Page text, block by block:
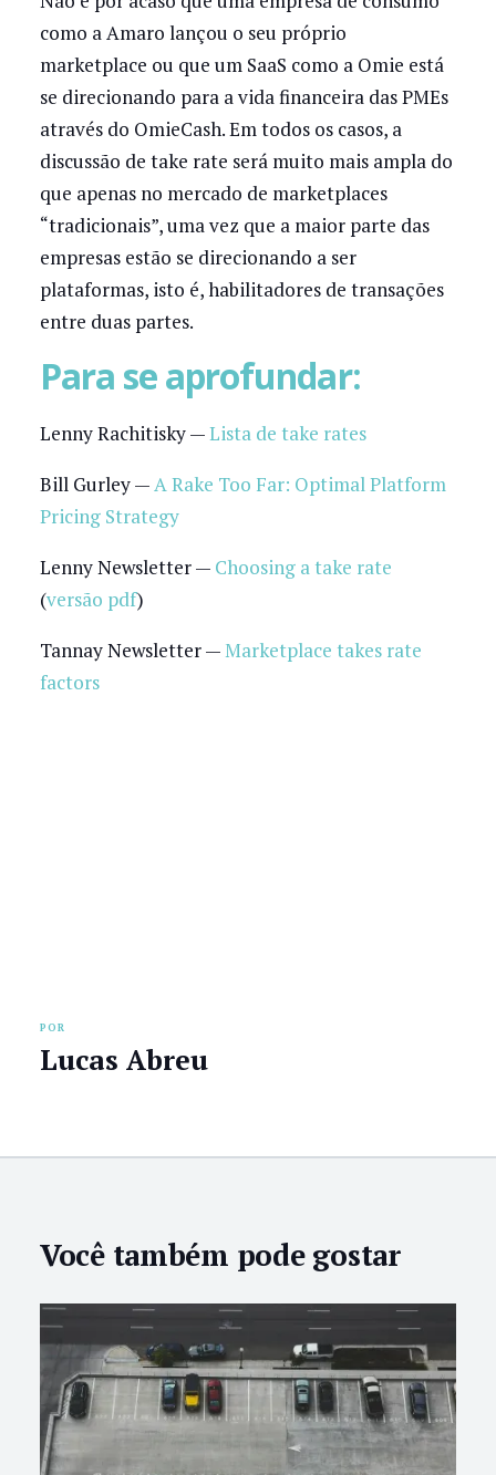
como a Amaro lançou o seu próprio
marketplace ou que um SaaS como a Omie está
se direcionando para a vida financeira das PMEs
através do OmieCash. Em todos os casos, a
discussão de take rate será muito mais ampla do
que apenas no mercado de marketplaces
“tradicionais”, uma vez que a maior parte das
empresas estão se direcionando a ser
plataformas, isto é, habilitadores de transações
entre duas partes.
Para se aprofundar:
Lenny Rachitisky —Lista de take rates
Bill Gurley —A Rake Too Far: Optimal Platform
Pricing Strategy
Lenny Newsletter — Choosing a take rate
(versão pdf)
Tannay Newsletter —Marketplace takes rate
factors
POR
Lucas Abreu
Você também pode gostar